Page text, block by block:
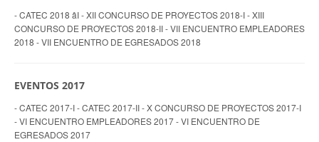
- CATEC 2018 âI - XII CONCURSO DE PROYECTOS 2018-I - XIII
CONCURSO DE PROYECTOS 2018-II - VII ENCUENTRO EMPLEADORES
2018 - VII ENCUENTRO DE EGRESADOS 2018
EVENTOS 2017
- CATEC 2017-I - CATEC 2017-II - X CONCURSO DE PROYECTOS 2017-I
- VI ENCUENTRO EMPLEADORES 2017 - VI ENCUENTRO DE
EGRESADOS 2017